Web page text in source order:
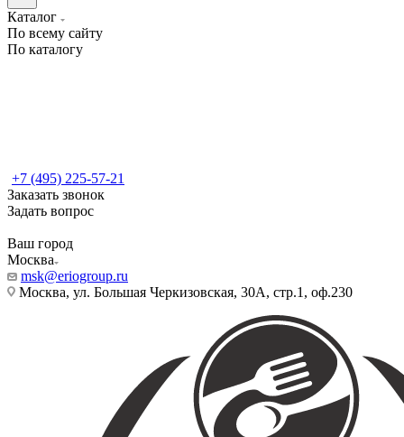
Каталог
По всему сайту
По каталогу
+7 (495) 225-57-21
Заказать звонок
Задать вопрос
Ваш город
Москва
msk@eriogroup.ru
Москва, ул. Большая Черкизовская, 30А, стр.1, оф.230